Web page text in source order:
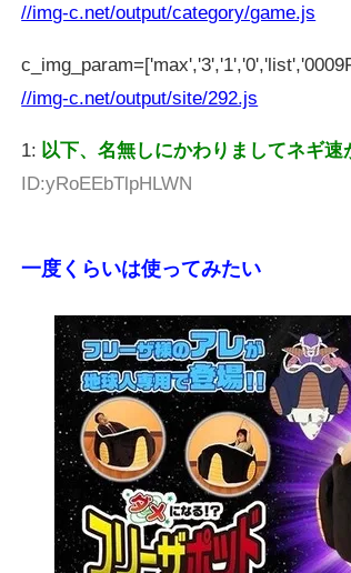
//img-c.net/output/category/game.js
//img-c.net/output/site/292.js
1: 以下、名無しにかわりましてネギ速
ID:yRoEEbTlpHLWN
一度くらいは使ってみたい